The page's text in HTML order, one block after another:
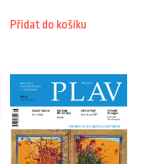
Přidat do košíku